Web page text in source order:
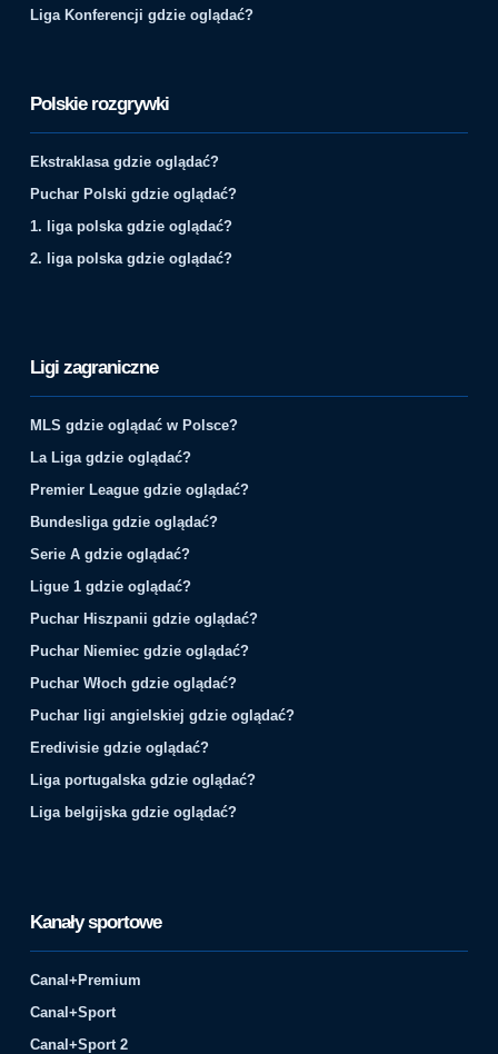
Liga Konferencji gdzie oglądać?
Polskie rozgrywki
Ekstraklasa gdzie oglądać?
Puchar Polski gdzie oglądać?
1. liga polska gdzie oglądać?
2. liga polska gdzie oglądać?
Ligi zagraniczne
MLS gdzie oglądać w Polsce?
La Liga gdzie oglądać?
Premier League gdzie oglądać?
Bundesliga gdzie oglądać?
Serie A gdzie oglądać?
Ligue 1 gdzie oglądać?
Puchar Hiszpanii gdzie oglądać?
Puchar Niemiec gdzie oglądać?
Puchar Włoch gdzie oglądać?
Puchar ligi angielskiej gdzie oglądać?
Eredivisie gdzie oglądać?
Liga portugalska gdzie oglądać?
Liga belgijska gdzie oglądać?
Kanały sportowe
Canal+Premium
Canal+Sport
Canal+Sport 2